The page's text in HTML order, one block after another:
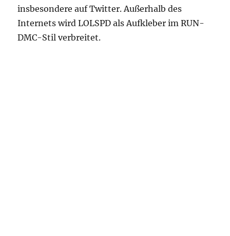
insbesondere auf Twitter. Außerhalb des
Internets wird LOLSPD als Aufkleber im RUN-
DMC-Stil verbreitet.